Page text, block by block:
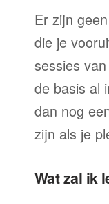
Er zijn
die je
sessies
de basis al
dan nog
zijn als je
Wat zal ik